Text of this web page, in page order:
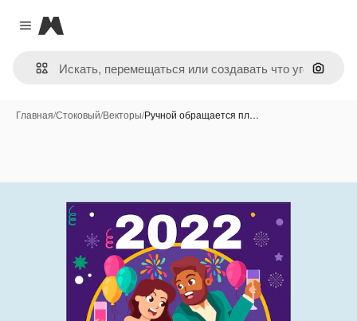
Close menu
Magnific
Поиск
Главная/Стоковый/Векторы/Ручной обращается пл…